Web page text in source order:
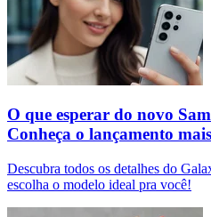
O que esperar do novo
Conheça o lançamento
Descubra todos os detalhes do
escolha o modelo ideal pra você!